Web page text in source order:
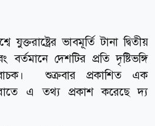
যুক্তরাষ্ট্রের ভাবমূর্তি টানা দ্বিতীয়
দেশটির প্রতি দৃষ্টিভঙ্গি
শুক্রবার প্রকাশিত এক
এ তথ্য প্রকাশ করেছে দ্য